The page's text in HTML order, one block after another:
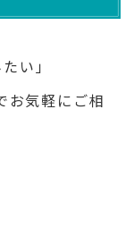
い」
お気軽にご相